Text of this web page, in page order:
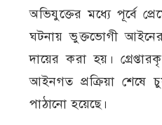
অভিযুক্তের মধ্যে পূর্বে
ঘটনায় ভুক্তভোগী
দায়ের করা হয়।
আইনগত প্রক্রিয়া শেষে
পাঠানো হয়েছে।